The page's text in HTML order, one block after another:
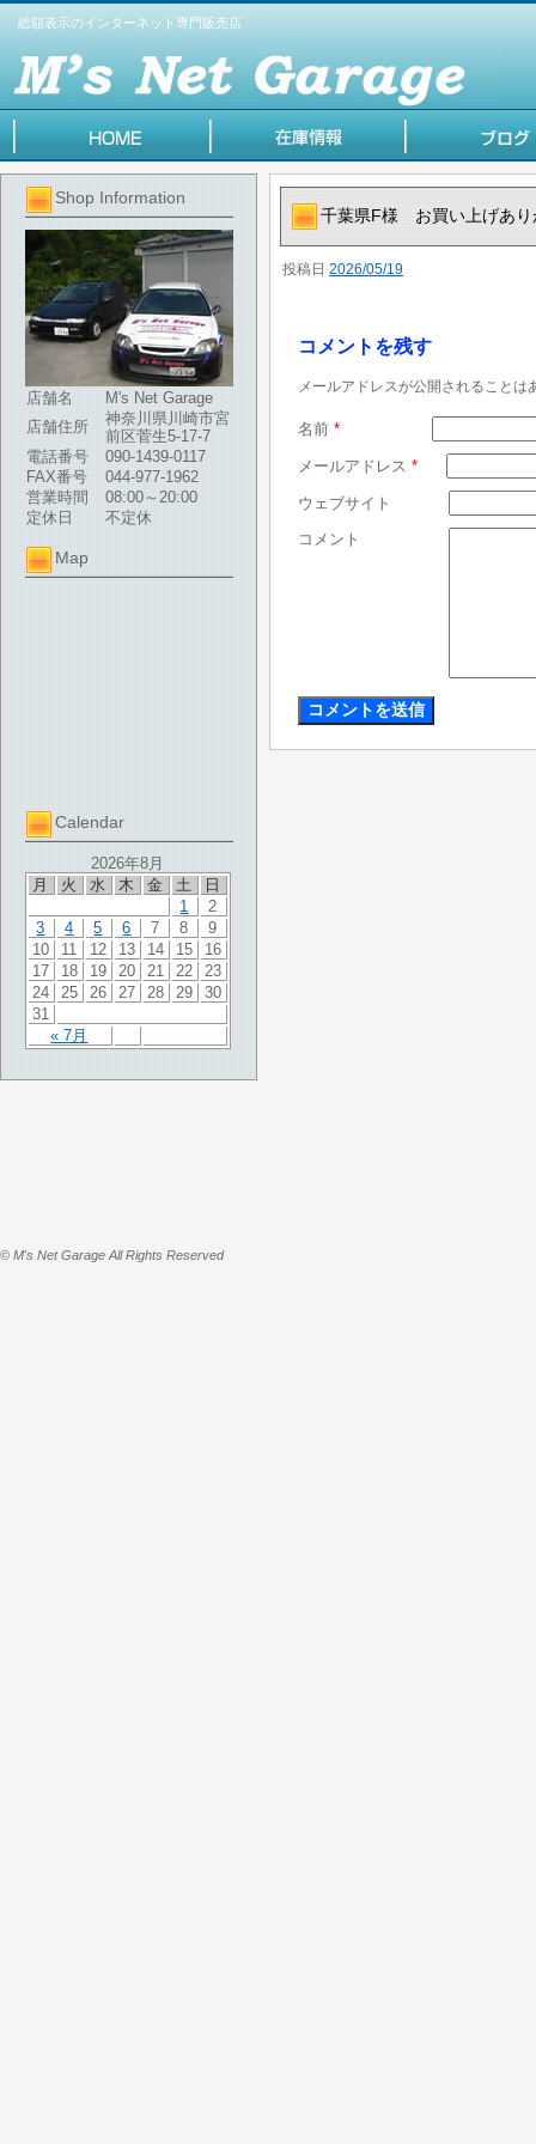
総額表示のインターネット専門販売店
Shop Information
店舗名
M's Net Garage
店舗住所
神奈川県川崎市宮
前区菅生5-17-7
電話番号
090-1439-0117
FAX番号
044-977-1962
営業時間
08:00～20:00
定休日
不定休
Map
Calendar
2026年8月
月
火 水 木 金 土 日
« 7月
1
2
3
4 5 6 7 8
9
10
11 12 13 14 15
16
17
18 19 20 21 22
23
24
25 26 27 28 29
30
31
千葉県F様 お買い上げあり
投稿日 2026/05/19
コメントを残す
メールアドレスが公開されることは
名前 *
メールアドレス *
ウェブサイト
コメント
© M's Net Garage All Rights Reserved